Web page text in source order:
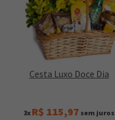
Cesta Luxo Doce Dia
3x R$ 115,97 sem juros